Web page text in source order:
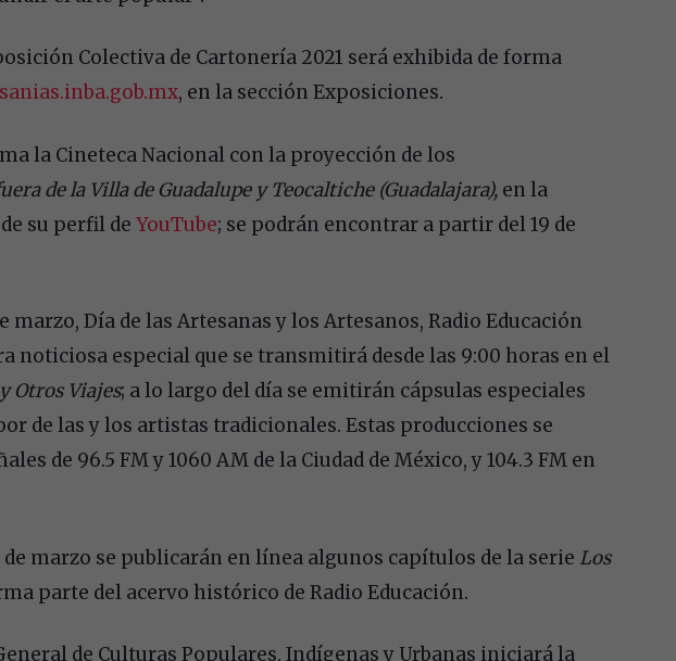
Colectiva de Cartonería 2021 será exhibida de forma
, en la sección Exposiciones.
la Cineteca Nacional con la proyección de los
de la Villa de Guadalupe y Teocaltiche (Guadalajara),en la
su perfil de YouTube; se podrán encontrar a partir del 19 de
marzo, Día de las Artesanas y los Artesanos, Radio Educación
noticiosa especial que se transmitirá desde las 9:00 horas en el
Otros Viajes; a lo largo del día se emitirán cápsulas especiales
de las y los artistas tradicionales. Estas producciones se
de 96.5 FM y 1060 AM de la Ciudad de México, y 104.3 FM en
de marzo se publicarán en línea algunos capítulos de la serie Los
parte del acervo histórico de Radio Educación.
de Culturas Populares, Indígenas y Urbanas iniciará la